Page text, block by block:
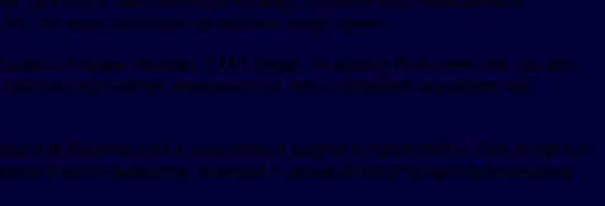
тот мост, которого не хватало индустрии».
Агирре Франко, CMO Bitget. «Learning Hub помогает сделать
ясно видят возможности, они с большей вероятностью
для образования и подготовки кадров в сфере Web3. Это не просто
к развитию навыков и дальнейшему профессиональному